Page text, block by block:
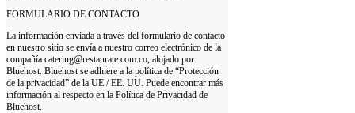
FORMULARIO DE CONTACTO
La información enviada a través del formulario de contacto
en nuestro sitio se envía a nuestro correo electrónico de la
compañía catering@restaurate.com.co, alojado por
Bluehost. Bluehost se adhiere a la política de “Protección
de la privacidad” de la UE / EE. UU. Puede encontrar más
información al respecto en la Política de Privacidad de
Bluehost.